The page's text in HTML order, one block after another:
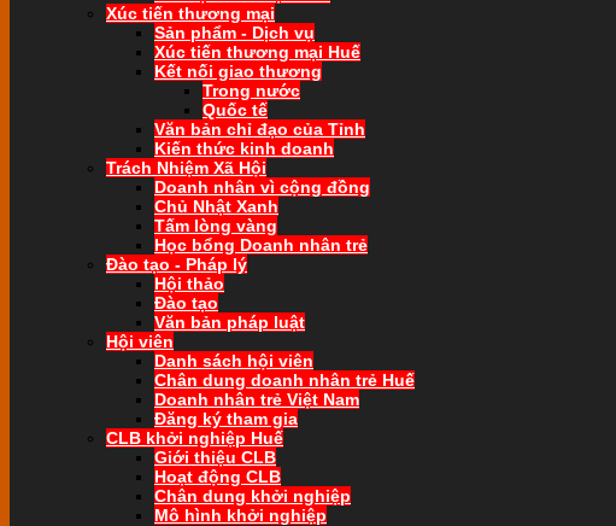
Xúc tiến thương mại
Sản phẩm - Dịch vụ
Xúc tiến thương mại Huế
Kết nối giao thương
Trong nước
Quốc tế
Văn bản chỉ đạo của Tỉnh
Kiến thức kinh doanh
Trách Nhiệm Xã Hội
Doanh nhân vì cộng đồng
Chủ Nhật Xanh
Tấm lòng vàng
Học bổng Doanh nhân trẻ
Đào tạo - Pháp lý
Hội thảo
Đào tạo
Văn bản pháp luật
Hội viên
Danh sách hội viên
Chân dung doanh nhân trẻ Huế
Doanh nhân trẻ Việt Nam
Đăng ký tham gia
CLB khởi nghiệp Huế
Giới thiệu CLB
Hoạt động CLB
Chân dung khởi nghiệp
Mô hình khởi nghiệp